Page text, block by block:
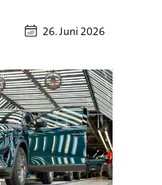
26. Juni 2026